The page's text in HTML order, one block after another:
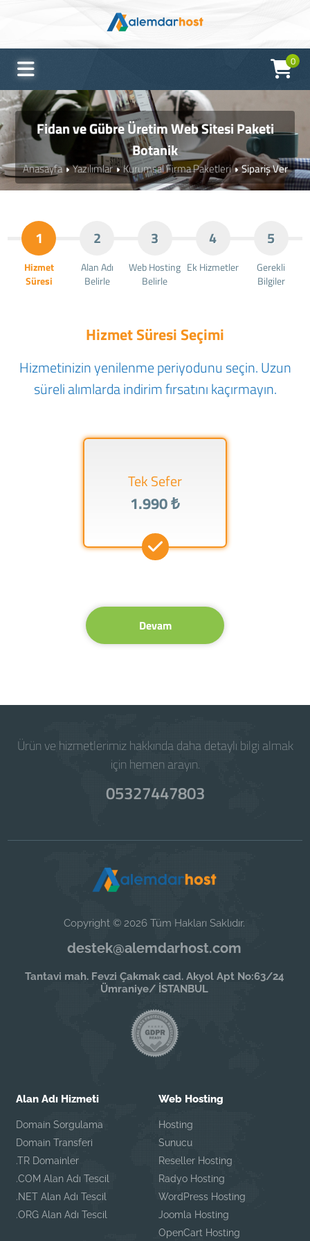
0
Fidan ve Gübre Üretim Web Sitesi Paketi
Botanik
Anasayfa Yazılımlar Kurumsal Firma Paketleri Sipariş Ver
1
Hizmet
Süresi
2
Alan Adı
Belirle
3
Web Hosting
Belirle
4
Ek Hizmetler
5
Gerekli
Bilgiler
Hizmet Süresi Seçimi
Hizmetinizin yenilenme periyodunu seçin. Uzun
süreli alımlarda indirim fırsatını kaçırmayın.
Tek Sefer
1.990 ₺
Devam
Ürün ve hizmetlerimiz hakkında daha detaylı bilgi almak
için hemen arayın.
05327447803
Copyright © 2026 Tüm Hakları Saklıdır.
destek@alemdarhost.com
Tantavi mah. Fevzi Çakmak cad. Akyol Apt No:63/24
Ümraniye/ İSTANBUL
Alan Adı Hizmeti
Domain Sorgulama
Domain Transferi
.TR Domainler
.COM Alan Adı Tescil
.NET Alan Adı Tescil
.ORG Alan Adı Tescil
Web Hosting
Hosting
Sunucu
Reseller Hosting
Radyo Hosting
WordPress Hosting
Joomla Hosting
OpenCart Hosting